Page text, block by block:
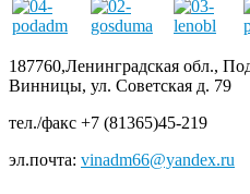
187760,Ленинградская обл.,
Винницы, ул. Советская д. 79
тел./факс +7 (81365)45-219
эл.почта: vinadm66@yandex.ru